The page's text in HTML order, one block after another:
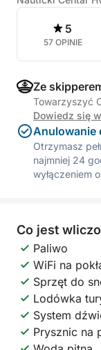
5
57 OPINIE
Ze
Towarzyszyć
Dowiedz się
Anulowanie
Otrzymasz
najmniej 24
wyłączeniem
Co jest
Paliwo
WiFi na
Sprzęt do
Lodówka
System
Prysznic na